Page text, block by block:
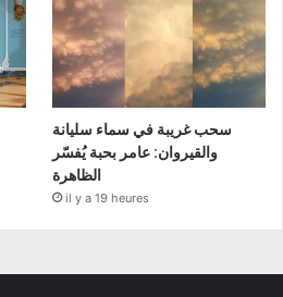
سحب غريبة في سماء سليانة
والقيروان: عامر بحبة يُفسّر
الظاهرة
il y a 19 heures